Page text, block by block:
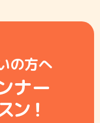
の方へ
ナー
ン！